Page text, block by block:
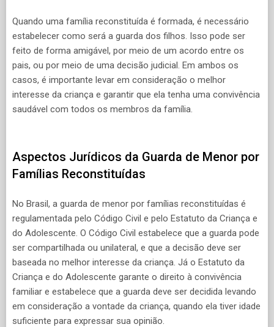
Quando uma família reconstituída é formada, é necessário
estabelecer como será a guarda dos filhos. Isso pode ser
feito de forma amigável, por meio de um acordo entre os
pais, ou por meio de uma decisão judicial. Em ambos os
casos, é importante levar em consideração o melhor
interesse da criança e garantir que ela tenha uma convivência
saudável com todos os membros da família.
Aspectos Jurídicos da Guarda de Menor por
Famílias Reconstituídas
No Brasil, a guarda de menor por famílias reconstituídas é
regulamentada pelo Código Civil e pelo Estatuto da Criança e
do Adolescente. O Código Civil estabelece que a guarda pode
ser compartilhada ou unilateral, e que a decisão deve ser
baseada no melhor interesse da criança. Já o Estatuto da
Criança e do Adolescente garante o direito à convivência
familiar e estabelece que a guarda deve ser decidida levando
em consideração a vontade da criança, quando ela tiver idade
suficiente para expressar sua opinião.